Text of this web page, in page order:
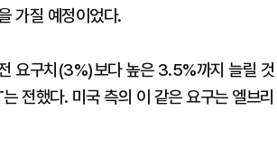
가질 예정이었다.
요구치(3%)보다 높은 3.5%까지 늘릴 것
전했다. 미국 측의 이 같은 요구는 엘브리